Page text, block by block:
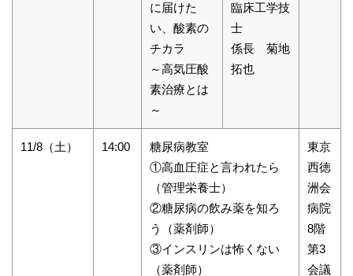
に届けた
い、酸素の
チカラ
～高気圧酸
素治療とは
～
臨床工学技
士
係長 菊地
拓也
11/8（土） 14:00
糖尿病教室
①高血圧症と言われたら
（管理栄養士）
②糖尿病の飲み薬を知ろ
う（薬剤師）
③インスリンは怖くない
（薬剤師）
東京
西徳
洲会
病院
8階
第3
会議